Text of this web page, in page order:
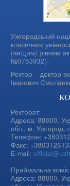
Ужгородський
класичних
(вищим) рівнем
№0753932).
Ректор – доктор
Іванович
Ректорат:
Адреса: 88000,
обл., м. Ужгород,
Телефон:
Факс:
E-mail:
Приймальна
Адреса: 88000,